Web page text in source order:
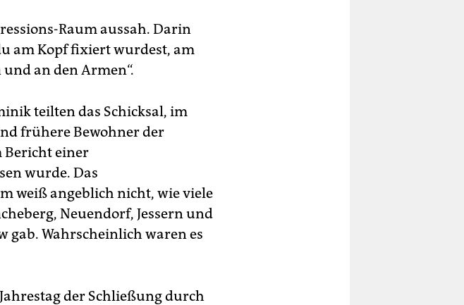
Raum aussah. Darin
am Kopf fixiert wurdest, am
an den Armen“.
teilten das Schicksal, im
frühere Bewohner der
Bericht einer
wurde. Das
weiß angeblich nicht, wie viele
Neuendorf, Jessern und
gab. Wahrscheinlich waren es
der Schließung durch